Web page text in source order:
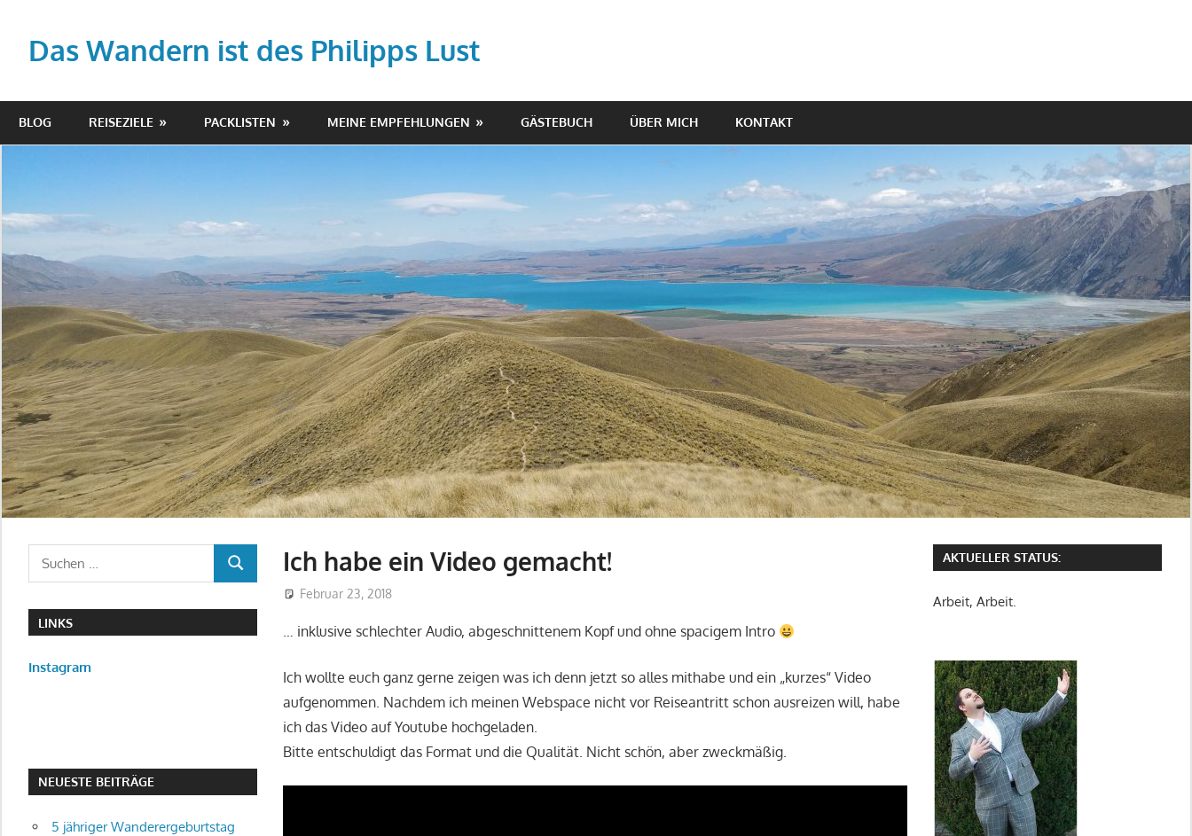
springenDas Wandern ist des Philipps Lust
beautifully
with
managed
by
BLOG REISEZIELE PACKLISTEN MEINE EMPFEHLUNGEN GÄSTEBUCH ÜBER MICH KONTAKT
Ich habe ein Video gemacht!
Februar 23, 2018
… inklusive schlechter Audio, abgeschnittenem Kopf und ohne spacigem Intro
Ich wollte euch ganz gerne zeigen was ich denn jetzt so alles mithabe und ein „kurzes“ Video
aufgenommen. Nachdem ich meinen Webspace nicht vor Reiseantritt schon ausreizen will, habe
ich das Video auf Youtube hochgeladen.
Bitte entschuldigt das Format und die Qualität. Nicht schön, aber zweckmäßig.
SUCHEN
LINKS
Instagram
NEUESTE BEITRÄGE
5 jähriger Wanderergeburtstag
AKTUELLER STATUS:
Arbeit, Arbeit.